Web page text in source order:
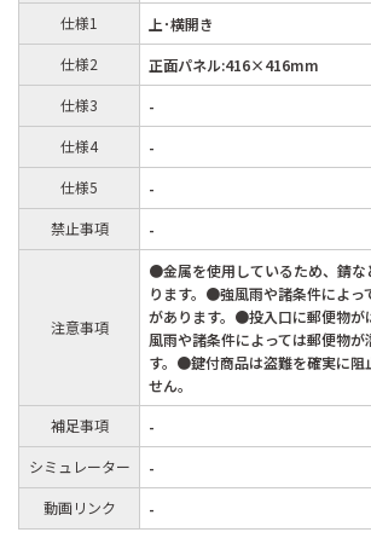
仕様1
上･横開き
仕様2
正面パネル:416×416mm
仕様3
-
仕様4
-
仕様5
-
禁止事項
-
注意事項
●金属を使用しているため、錆な
ります。●強風雨や諸条件によっ
があります。●投入口に郵便物が
風雨や諸条件によっては郵便物
す。●鍵付商品は盗難を確実に阻
せん。
補足事項
-
シミュレーター
-
動画リンク
-